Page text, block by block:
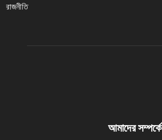
রাজনীতি
আমাদের সম্পর্কে